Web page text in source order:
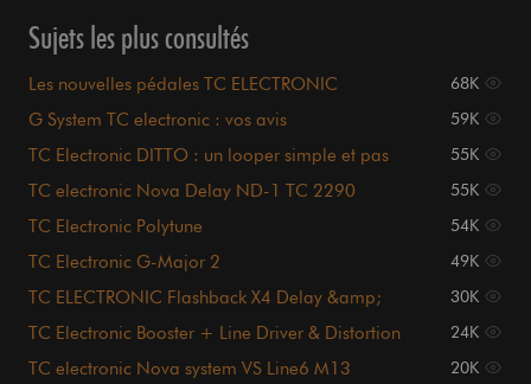
Sujets les plus consultés
Les nouvelles pédales TC ELECTRONIC 68K
G System TC electronic : vos avis 59K
TC Electronic DITTO : un looper simple et pas
55K
TC electronic Nova Delay ND-1 TC 2290
55K
TC Electronic Polytune 54K
TC Electronic G-Major 2 49K
TC ELECTRONIC Flashback X4 Delay &amp;
30K
TC Electronic Booster + Line Driver & Distortion 24K
TC electronic Nova system VS Line6 M13 20K